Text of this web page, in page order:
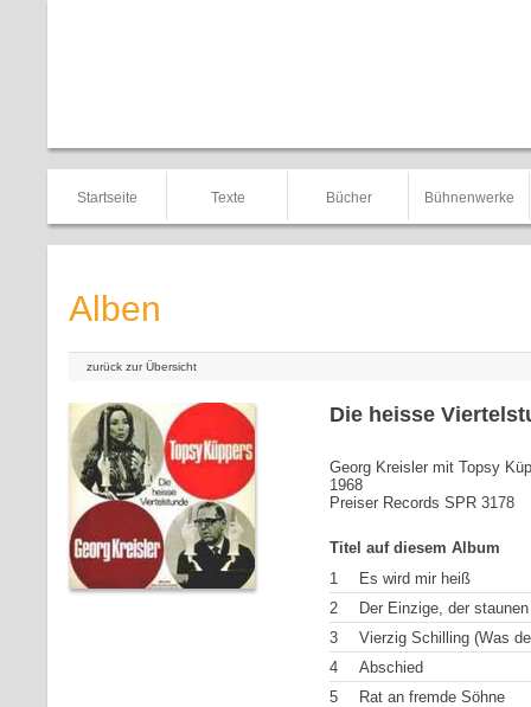
Startseite Texte Bücher Bühnenwerke
Alben
zurück zur Übersicht
Die heisse
Georg Kreisler mit Topsy
1968
Preiser Records SPR 3178
Titel auf diesem Album
1
Es wird mir heiß
2
Der Einzige, der
3
Vierzig Schilling (Was
4
Abschied
5
Rat an fremde Söhne